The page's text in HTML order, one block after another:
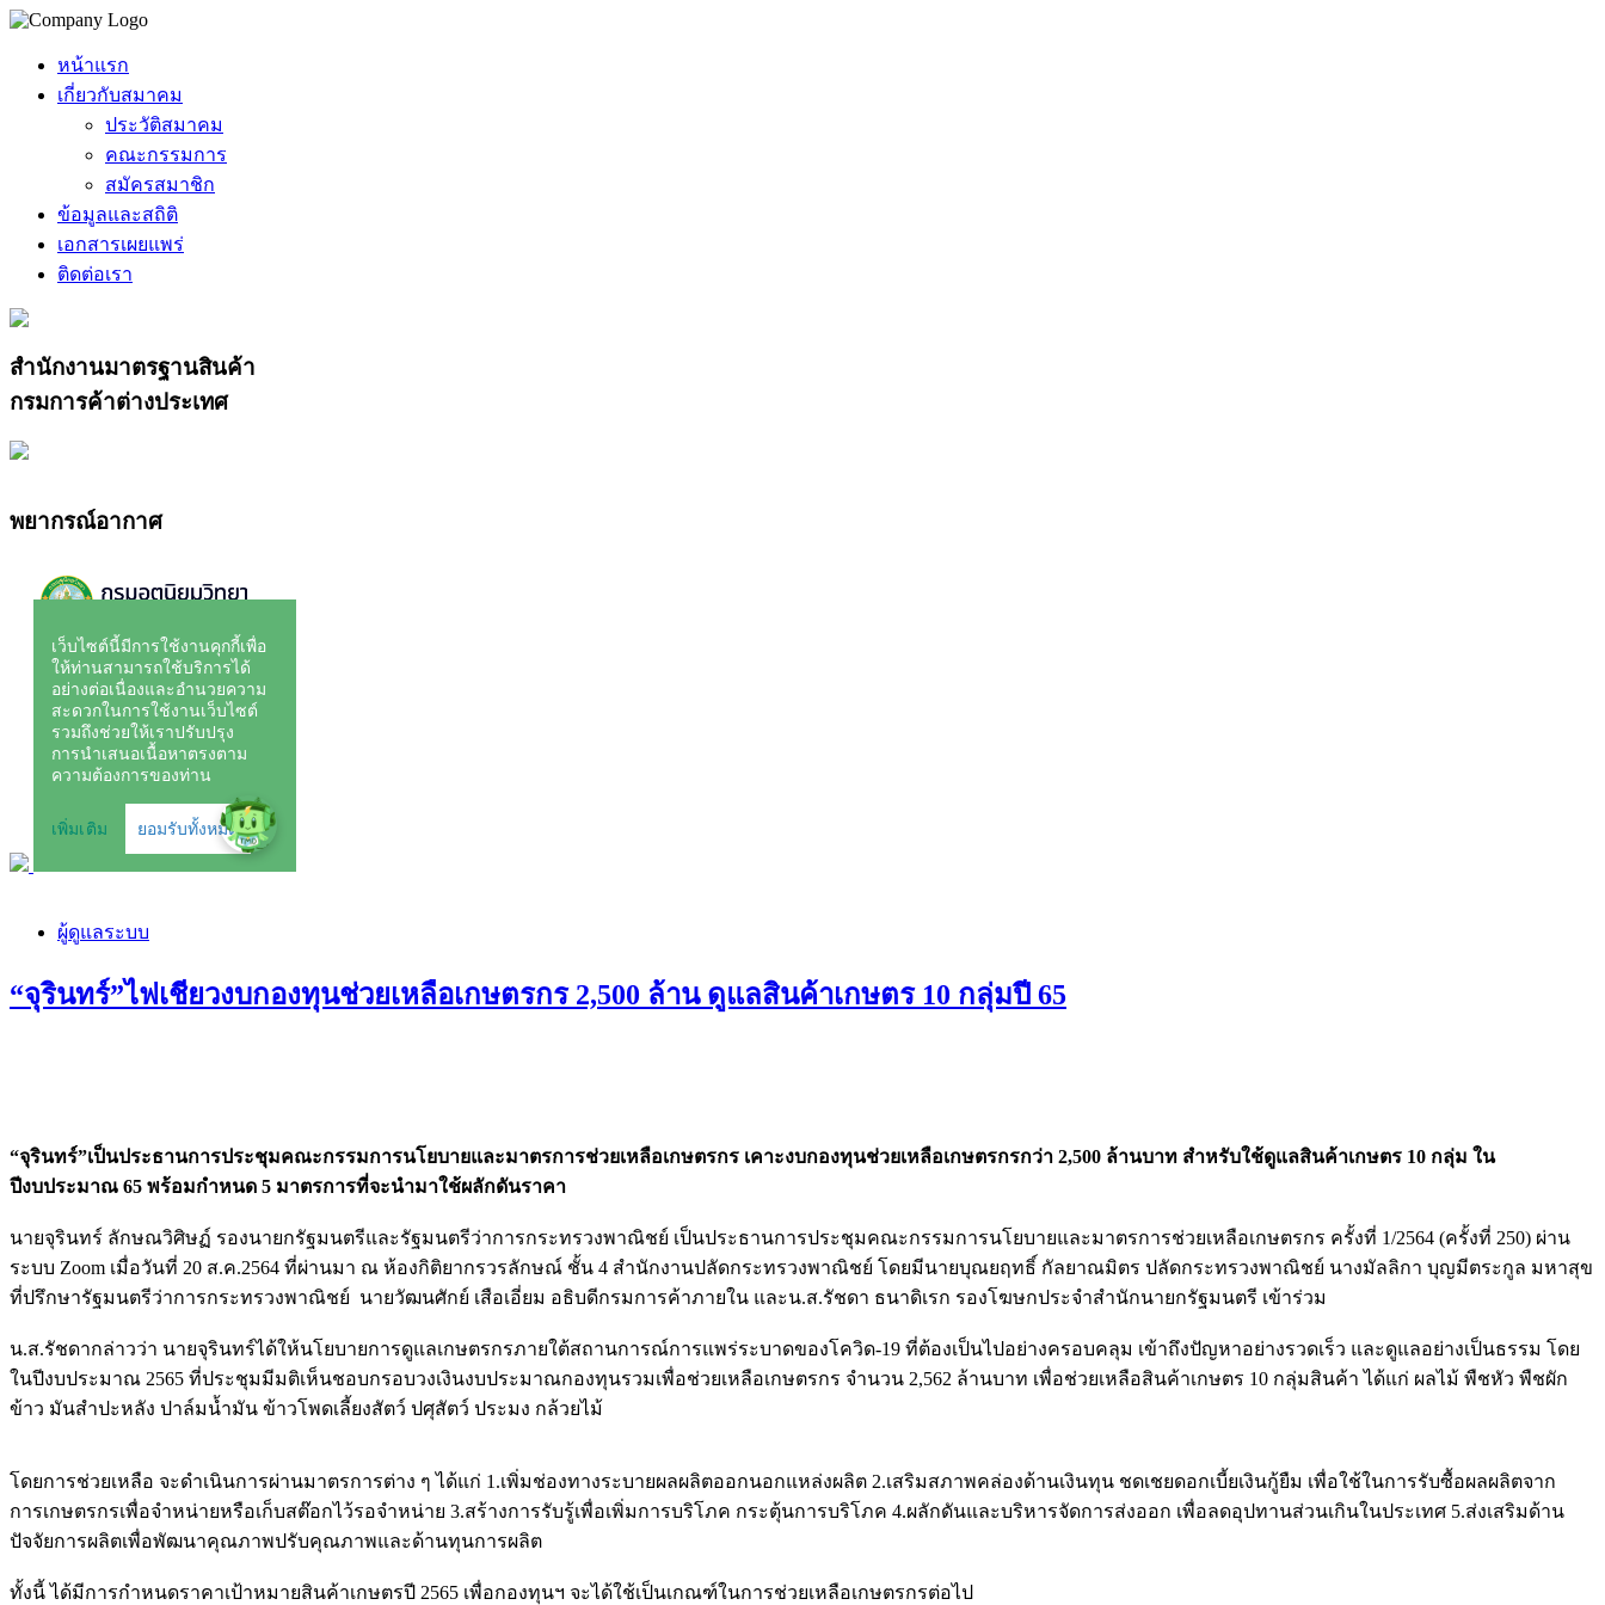
หน้าแรก
เกี่ยวกับสมาคม
ประวัติสมาคม
คณะกรรมการ
สมัครสมาชิก
ข้อมูลและสถิติ
เอกสารเผยแพร่
ติดต่อเรา
สำนักงานมาตรฐานสินค้า
กรมการค้าต่างประเทศ
พยากรณ์อากาศ
ผู้ดูแลระบบ
​“จุรินทร์”ไฟเชียวงบกองทุนช่วยเหลือเกษตรกร 2,500 ล้าน ดูแลสินค้าเกษตร 10 กลุ่มปี 65
“จุรินทร์”เป็นประธานการประชุมคณะกรรมการนโยบายและมาตรการช่วยเหลือเกษตรกร เคาะงบกองทุนช่วยเหลือเกษตรกรกว่า 2,500 ล้านบาท สำหรับใช้ดูแลสินค้าเกษตร 10 กลุ่ม ใน
ปีงบประมาณ 65 พร้อมกำหนด 5 มาตรการที่จะนำมาใช้ผลักดันราคา
นายจุรินทร์ ลักษณวิศิษฏ์ รองนายกรัฐมนตรีและรัฐมนตรีว่าการกระทรวงพาณิชย์ เป็นประธานการประชุมคณะกรรมการนโยบายและมาตรการช่วยเหลือเกษตรกร ครั้งที่ 1/2564 (ครั้งที่ 250) ผ่าน
ระบบ Zoom เมื่อวันที่ 20 ส.ค.2564 ที่ผ่านมา ณ ห้องกิติยากรวรลักษณ์ ชั้น 4 สํานักงานปลัดกระทรวงพาณิชย์ โดยมีนายบุณยฤทธิ์ กัลยาณมิตร ปลัดกระทรวงพาณิชย์ นางมัลลิกา บุญมีตระกูล มหาสุข
ที่ปรึกษารัฐมนตรีว่าการกระทรวงพาณิชย์ นายวัฒนศักย์ เสือเอี่ยม อธิบดีกรมการค้าภายใน และน.ส.รัชดา ธนาดิเรก รองโฆษกประจำสำนักนายกรัฐมนตรี เข้าร่วม
น.ส.รัชดากล่าวว่า นายจุรินทร์ได้ให้นโยบายการดูแลเกษตรกรภายใต้สถานการณ์การแพร่ระบาดของโควิด-19 ที่ต้องเป็นไปอย่างครอบคลุม เข้าถึงปัญหาอย่างรวดเร็ว และดูแลอย่างเป็นธรรม โดย
ในปีงบประมาณ 2565 ที่ประชุมมีมติเห็นชอบกรอบวงเงินงบประมาณกองทุนรวมเพื่อช่วยเหลือเกษตรกร จำนวน 2,562 ล้านบาท เพื่อช่วยเหลือสินค้าเกษตร 10 กลุ่มสินค้า ได้แก่ ผลไม้ พืชหัว พืชผัก
ข้าว มันสำปะหลัง ปาล์มน้ำมัน ข้าวโพดเลี้ยงสัตว์ ปศุสัตว์ ประมง กล้วยไม้
โดยการช่วยเหลือ จะดำเนินการผ่านมาตรการต่าง ๆ ได้แก่ 1.เพิ่มช่องทางระบายผลผลิตออกนอกแหล่งผลิต 2.เสริมสภาพคล่องด้านเงินทุน ชดเชยดอกเบี้ยเงินกู้ยืม เพื่อใช้ในการรับซื้อผลผลิตจาก
การเกษตรกรเพื่อจำหน่ายหรือเก็บสต๊อกไว้รอจำหน่าย 3.สร้างการรับรู้เพื่อเพิ่มการบริโภค กระตุ้นการบริโภค 4.ผลักดันและบริหารจัดการส่งออก เพื่อลดอุปทานส่วนเกินในประเทศ 5.ส่งเสริมด้าน
ปัจจัยการผลิตเพื่อพัฒนาคุณภาพปรับคุณภาพและด้านทุนการผลิต
ทั้งนี้ ได้มีการกำหนดราคาเป้าหมายสินค้าเกษตรปี 2565 เพื่อกองทุนฯ จะได้ใช้เป็นเกณฑ์ในการช่วยเหลือเกษตรกรต่อไป